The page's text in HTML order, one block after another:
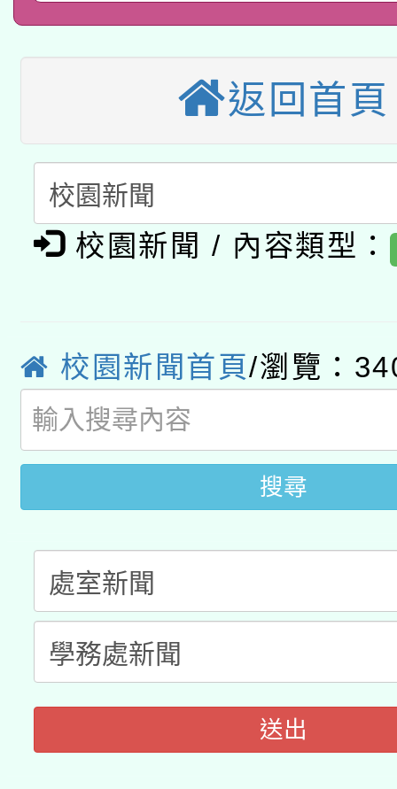
動」
開 智慧啟航」
本校115學年度第2次
招甄選結果公告(無人
適應運動共學行動站研
本館辦理115年度閱讀
暨閱讀推動專業研習
科技賦能─人工智慧
礎課程
A3數位素養講師名單
「數位內容與教學軟
業技術研究院辦理「
用水績優單位及節水達
115年8月22日(星期六
桃園市孔廟祈福系列
開 智慧啟航」
2026年桃園地景藝術
返回首頁
校園新聞 / 內容類型：
校園新聞首頁/瀏覽：
搜尋
送出